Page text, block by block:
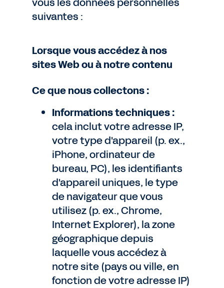
suivantes :
Lorsque vous accédez à nos
sites Web ou à notre contenu
Ce que nous collectons :
Informations techniques :
cela inclut votre adresse IP,
votre type d'appareil (p. ex.,
iPhone, ordinateur de
bureau, PC), les identifiants
d'appareil uniques, le type
de navigateur que vous
utilisez (p. ex., Chrome,
Internet Explorer), la zone
géographique depuis
laquelle vous accédez à
notre site (pays ou ville, en
fonction de votre adresse IP)